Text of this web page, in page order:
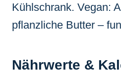
Kühlschrank. Vegan:
pflanzliche Butter –
Nährwerte &